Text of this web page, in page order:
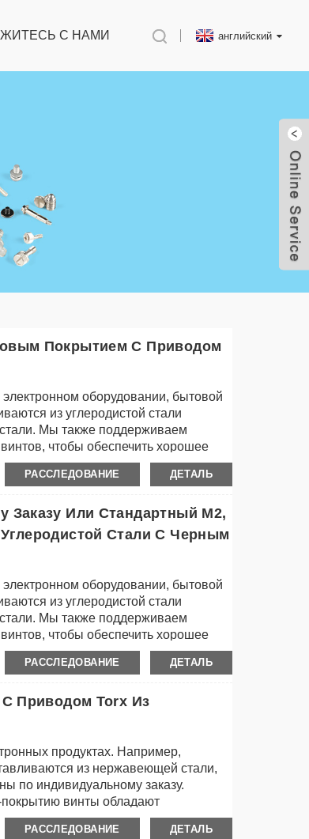
С НАМИ английский
Покрытием С Приводом
оборудовании, бытовой
из углеродистой стали
Мы также поддерживаем
чтобы обеспечить хорошее
РАССЛЕДОВАНИЕ ДЕТАЛЬ
Заказу Или Стандартный M2,
Стали С Черным
оборудовании, бытовой
из углеродистой стали
Мы также поддерживаем
чтобы обеспечить хорошее
РАССЛЕДОВАНИЕ ДЕТАЛЬ
С Приводом Torx Из
продуктах. Например,
из нержавеющей стали,
по индивидуальному заказу.
винты обладают
внешним видом.
РАССЛЕДОВАНИЕ ДЕТАЛЬ